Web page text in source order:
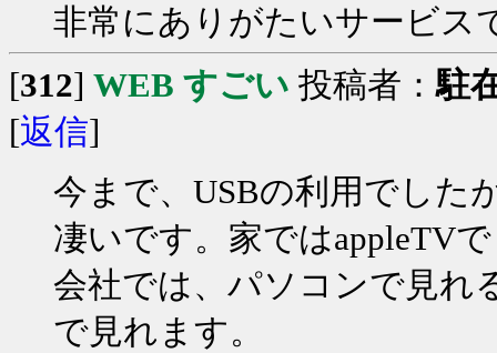
非常にありがたいサービス
[312] WEB すごい 投稿者：駐
[返信]
今まで、USBの利用でした
凄いです。家ではappleTV
会社では、パソコンで見れ
で見れます。